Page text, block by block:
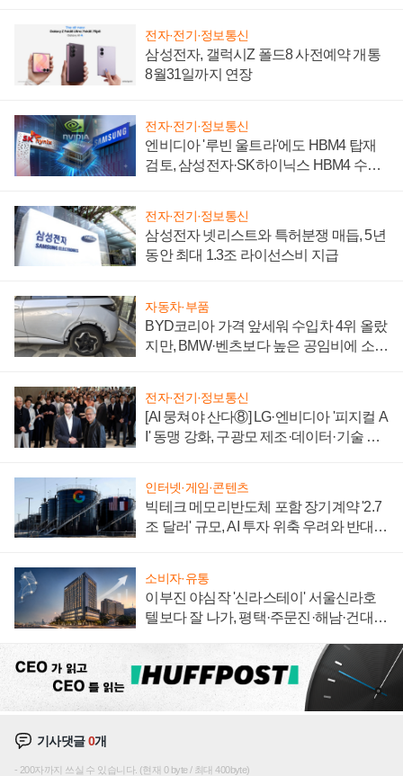
전자·전기·정보통신
삼성전자, 갤럭시Z 폴드8 사전예약 개통
8월31일까지 연장
전자·전기·정보통신
엔비디아 '루빈 울트라'에도 HBM4 탑재
검토, 삼성전자·SK하이닉스 HBM4 수율
전자·전기·정보통신
삼성전자 넷리스트와 특허분쟁 매듭, 5년
동안 최대 1.3조 라이선스비 지급
자동차·부품
BYD코리아 가격 앞세워 수입차 4위 올랐
지만, BMW·벤츠보다 높은 공임비에 소비
전자·전기·정보통신
[AI 뭉쳐야 산다⑧] LG·엔비디아 '피지컬 A
I' 동맹 강화, 구광모 제조·데이터·기술 결
인터넷·게임·콘텐츠
빅테크 메모리반도체 포함 장기계약 '2.7
조 달러' 규모, AI 투자 위축 우려와 반대
소비자·유통
이부진 야심작 '신라스테이' 서울신라호
텔보다 잘 나가, 평택·주문진·해남·건대로
기사댓글0개
200자까지 쓰실 수 있습니다. (현재 0 byte / 최대 400byte)